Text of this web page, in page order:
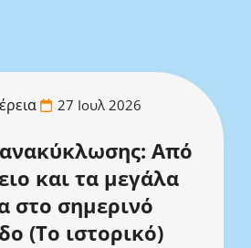
27 Ιουλ 2026
Από
και τα μεγάλα
στο σημερινό
(Το ιστορικό)